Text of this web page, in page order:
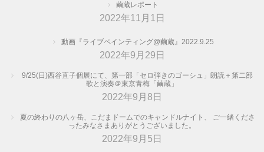
繭蔵レポート
2022年11月1日
動画『ライブペインティング@繭蔵』2022.9.25
2022年9月29日
9/25(日)西谷直子個展にて、第一部「セロ弾きのゴーシュ」朗読＋第二部
歌と演奏＠東京青梅「繭蔵」
2022年9月8日
夏の終わりの八ヶ岳、こだまドームでのキャンドルナイト、 ご一緒くださ
ったみなさまありがとうございました。
2022年9月5日